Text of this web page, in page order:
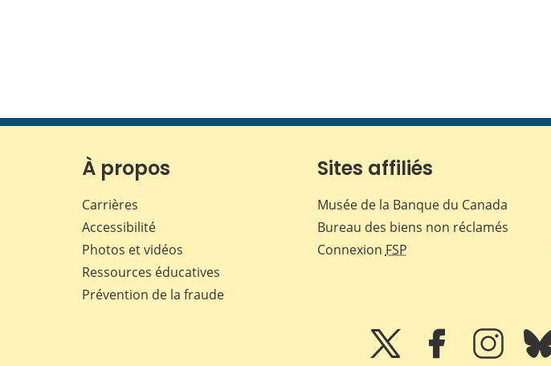
À propos
Carrières
Accessibilité
Photos et vidéos
Ressources éducatives
Prévention de la fraude
Sites affiliés
Musée de la Banque du Canada
Bureau des biens non réclamés
Connexion FSP